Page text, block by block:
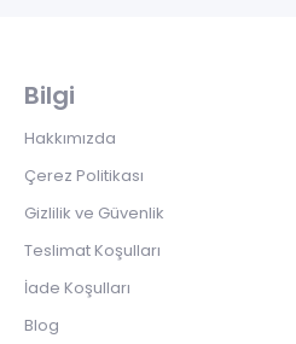
Bilgi
Hakkımızda
Çerez Politikası
Gizlilik ve Güvenlik
Teslimat Koşulları
İade Koşulları
Blog